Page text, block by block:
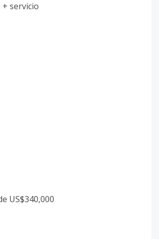
servicio
US$340,000